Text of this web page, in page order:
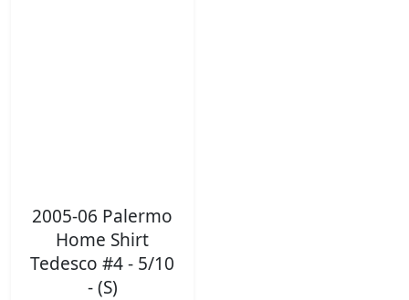
2005-06 Palermo
Home Shirt
Tedesco #4 - 5/10
- (S)